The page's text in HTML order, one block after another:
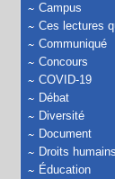
Campus
Ces lectures
Communiqué
Concours
COVID-19
Débat
Diversité
Document
Droits humains
Éducation